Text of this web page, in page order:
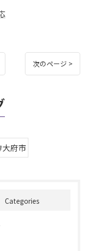
次のページ >
大府市
Categories